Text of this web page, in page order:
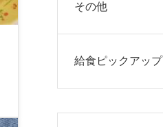
その他
給食ピックアップ